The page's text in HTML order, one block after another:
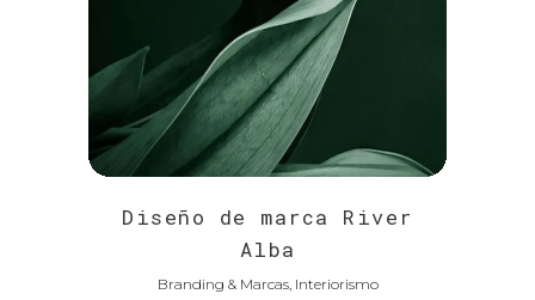
Diseño de marca River
Alba
Branding & Marcas, Interiorismo